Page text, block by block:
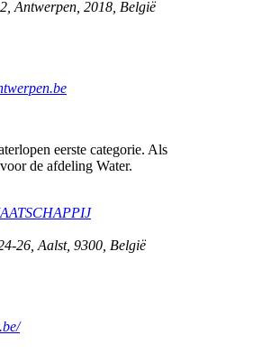
Antwerpen 2018 België
eerste categorie. Als
de afdeling Water.
26 Aalst, 9300 België